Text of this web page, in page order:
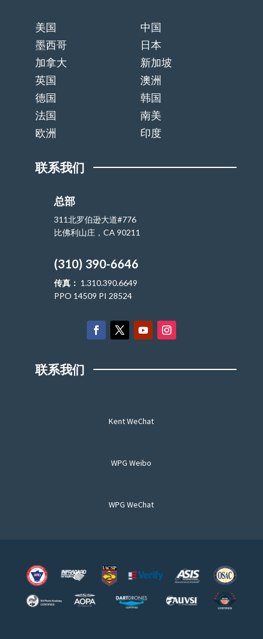
美国
中国
墨西哥
日本
加拿大
新加坡
英国
澳洲
德国
韩国
法国
南美
欧洲
印度
联系我们
总部
311北罗伯逊大道#776
比佛利山庄，CA 90211
(310) 390-6646
传真： 1.310.390.6649
PPO 14509 PI 28524
联系我们
Kent WeChat
WPG Weibo
WPG WeChat